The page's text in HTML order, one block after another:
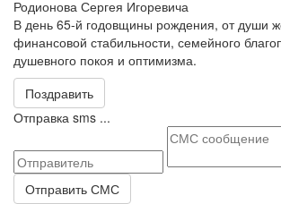
Родионова Сергея Игоревича
В день 65-й годовщины рождения, от души
финансовой стабильности, семейного
душевного покоя и оптимизма.
Поздравить
Отправка sms ...
Отправить СМС